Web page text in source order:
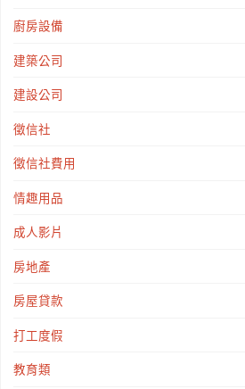
廚房設備
建築公司
建設公司
徵信社
徵信社費用
情趣用品
成人影片
房地產
房屋貸款
打工度假
教育類